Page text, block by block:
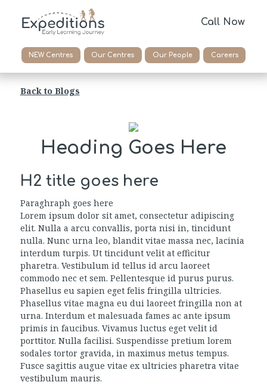
Call Now
NEW Centres Our Centres Our People Careers
Back to Blogs
Heading Goes Here
H2 title goes here
Paraghraph goes here
Lorem ipsum dolor sit amet, consectetur adipiscing
elit. Nulla a arcu convallis, porta nisi in, tincidunt
nulla. Nunc urna leo, blandit vitae massa nec, lacinia
interdum turpis. Ut tincidunt velit at efficitur
pharetra. Vestibulum id tellus id arcu laoreet
commodo nec et sem. Pellentesque id purus purus.
Phasellus eu sapien eget felis fringilla ultricies.
Phasellus vitae magna eu dui laoreet fringilla non at
urna. Interdum et malesuada fames ac ante ipsum
primis in faucibus. Vivamus luctus eget velit id
porttitor. Nulla facilisi. Suspendisse pretium lorem
sodales tortor gravida, in maximus metus tempus.
Fusce sagittis augue vitae ex ultricies pharetra vitae
vestibulum mauris.